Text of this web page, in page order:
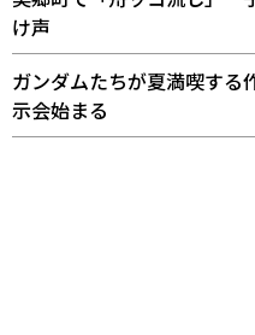
け声
ガンダムたちが夏満喫す
示会始まる